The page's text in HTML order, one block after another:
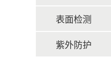
表面检测
紫外防护